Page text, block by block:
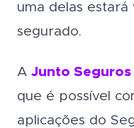
uma delas
segurado.
A Junto Seguros
que é possível
aplicações do